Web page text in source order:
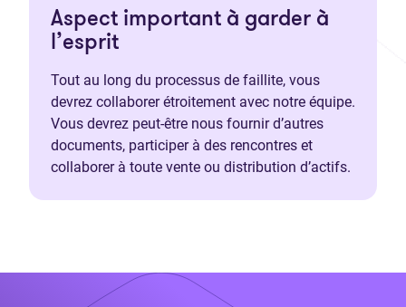
Aspect important à garder à
l’esprit
Tout au long du processus de faillite, vous
devrez collaborer étroitement avec notre équipe.
Vous devrez peut-être nous fournir d’autres
documents, participer à des rencontres et
collaborer à toute vente ou distribution d’actifs.